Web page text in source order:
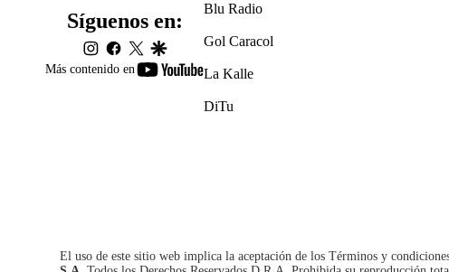
Más contenido en
youtube-
Síguenos en:
instagram
facebook
twittergoogle
Blu Radio
Gol Caracol
La Kalle
DiTu
El uso de este sitio web implica la aceptación de los Términos y